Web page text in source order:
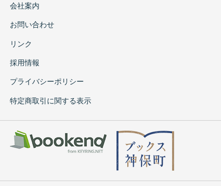
会社案内
お問い合わせ
リンク
採用情報
プライバシーポリシー
特定商取引に関する表示